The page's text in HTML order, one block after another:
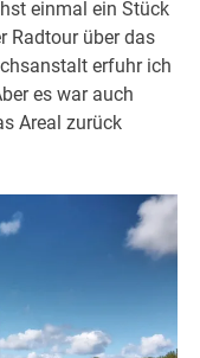
einmal ein Stück
Radtour über das
erfuhr ich
es war auch
Areal zurück